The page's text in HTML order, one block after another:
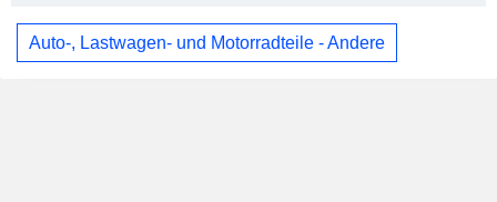
Auto-, Lastwagen- und Motorradteile - Andere